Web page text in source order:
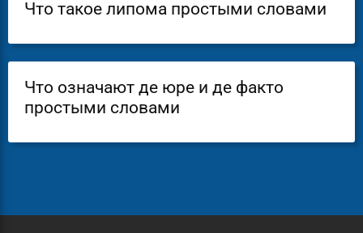
Что такое липома простыми словами
Что означают де юре и де факто
простыми словами